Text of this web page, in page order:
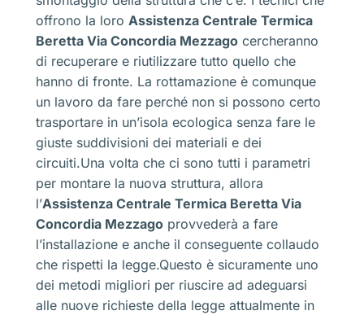
offrono la loro Assistenza Centrale Termica
Beretta Via Concordia Mezzago cercheranno
di recuperare e riutilizzare tutto quello che
hanno di fronte. La rottamazione è comunque
un lavoro da fare perché non si possono certo
trasportare in un’isola ecologica senza fare le
giuste suddivisioni dei materiali e dei
circuiti.Una volta che ci sono tutti i parametri
per montare la nuova struttura, allora
l’Assistenza Centrale Termica Beretta Via
Concordia Mezzago provvederà a fare
l’installazione e anche il conseguente collaudo
che rispetti la legge.Questo è sicuramente uno
dei metodi migliori per riuscire ad adeguarsi
alle nuove richieste della legge attualmente in